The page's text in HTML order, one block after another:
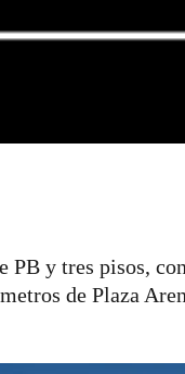
PB y tres pisos,
de Plaza